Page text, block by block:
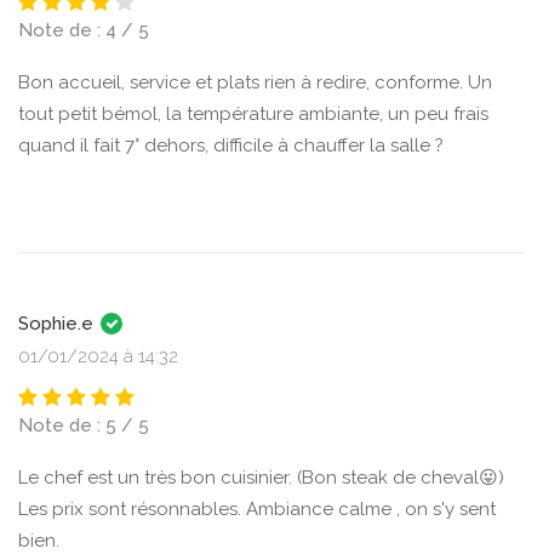
Note de : 4 / 5
Bon accueil, service et plats rien à redire, conforme. Un
tout petit bémol, la température ambiante, un peu frais
quand il fait 7° dehors, difficile à chauffer la salle ?
Sophie.e
01/01/2024 à 14:32
Note de : 5 / 5
Le chef est un très bon cuisinier. (Bon steak de cheval😛)
Les prix sont résonnables. Ambiance calme , on s'y sent
bien.